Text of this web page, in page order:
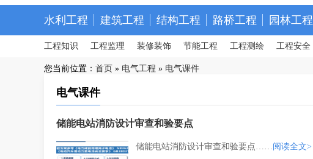
水利工程 建筑工程 结构工程 路桥工程 园林工程
工程知识 工程监理 装修装饰 节能工程 工程测绘 工程安全
您当前位置： 首页 » 电气工程 » 电气课件
电气课件
储能电站消防设计审查和验要点
储能电站消防设计审查和验要点……阅读全文>